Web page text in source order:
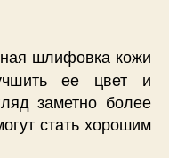
шлифовка кожи
ее цвет и
заметно более
стать хорошим